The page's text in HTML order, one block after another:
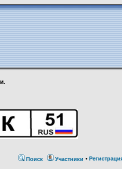
Поиск Участники •